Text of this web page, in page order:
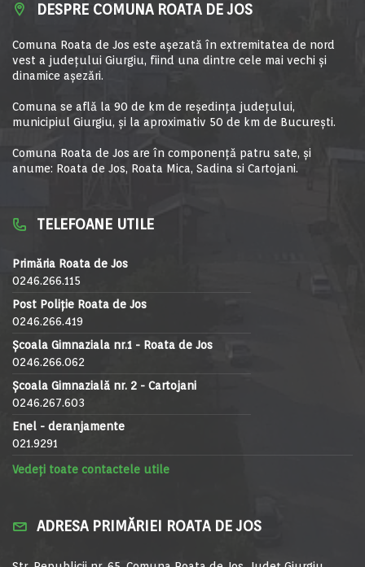
DESPRE COMUNA ROATA DE JOS
Comuna Roata de Jos este aşezată în extremitatea de nord
vest a judeţului Giurgiu, fiind una dintre cele mai vechi şi
dinamice aşezări.
Comuna se află la 90 de km de reşedinţa judeţului,
municipiul Giurgiu, şi la aproximativ 50 de km de Bucureşti.
Comuna Roata de Jos are în componență patru sate, și
anume: Roata de Jos, Roata Mica, Sadina si Cartojani.
TELEFOANE UTILE
Primăria Roata de Jos
0246.266.115
Post Poliție Roata de Jos
0246.266.419
Școala Gimnaziala nr.1 - Roata de Jos
0246.266.062
Școala Gimnazială nr. 2 - Cartojani
0246.267.603
Enel - deranjamente
021.9291
Vedeți toate contactele utile
ADRESA PRIMĂRIEI ROATA DE JOS